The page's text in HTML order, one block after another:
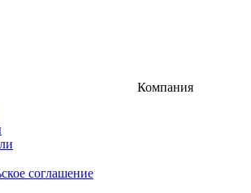
Компания
соглашение